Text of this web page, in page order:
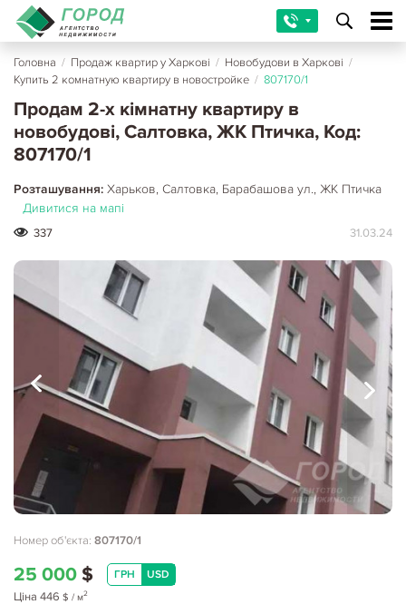
Головна / Продаж квартир у Харкові / Новобудови в Харкові /
Купить 2 комнатную квартиру в новостройке / 807170/1
Продам 2-х кімнатну квартиру в
новобудові, Салтовка, ЖК Птичка, Код:
807170/1
Розташування: Харьков, Салтовка, Барабашова ул., ЖК Птичка
Дивитися на мапі
337 31.03.24
Номер об'єкта: 807170/1
25 000 $ ГРН USD
Ціна 446 $ / м2